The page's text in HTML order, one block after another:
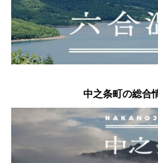
中之条町の総合